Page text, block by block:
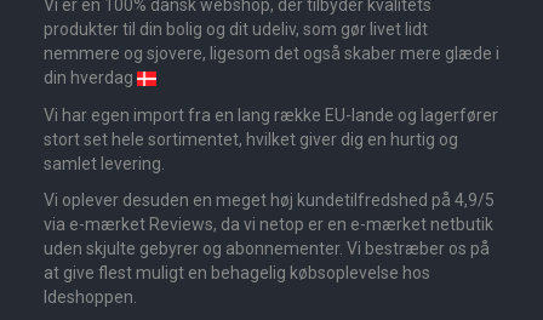
Vi er en 100% dansk webshop, der tilbyder kvalitets
produkter til din bolig og dit udeliv, som gør livet lidt
nemmere og sjovere, ligesom det også skaber mere glæde i
din hverdag
Vi har egen import fra en lang række EU-lande og lagerfører
stort set hele sortimentet, hvilket giver dig en hurtig og
samlet levering.
Vi oplever desuden en meget høj kundetilfredshed på 4,9/5
via e-mærket Reviews, da vi netop er en e-mærket netbutik
uden skjulte gebyrer og abonnementer. Vi bestræber os på
at give flest muligt en behagelig købsoplevelse hos
Ideshoppen.